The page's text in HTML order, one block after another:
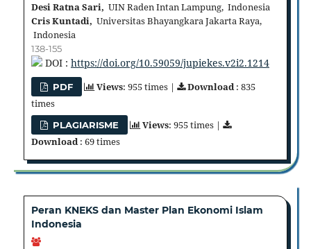
Desi Ratna Sari, UIN Raden Intan Lampung, Indonesia
Cris Kuntadi, Universitas Bhayangkara Jakarta Raya,
Indonesia
138-155
DOI : https://doi.org/10.59059/jupiekes.v2i2.1214
PDF Views: 955 times | Download: 835
times
PLAGIARISME Views: 955 times |
Download: 69 times
Peran KNEKS dan Master Plan Ekonomi Islam
Indonesia